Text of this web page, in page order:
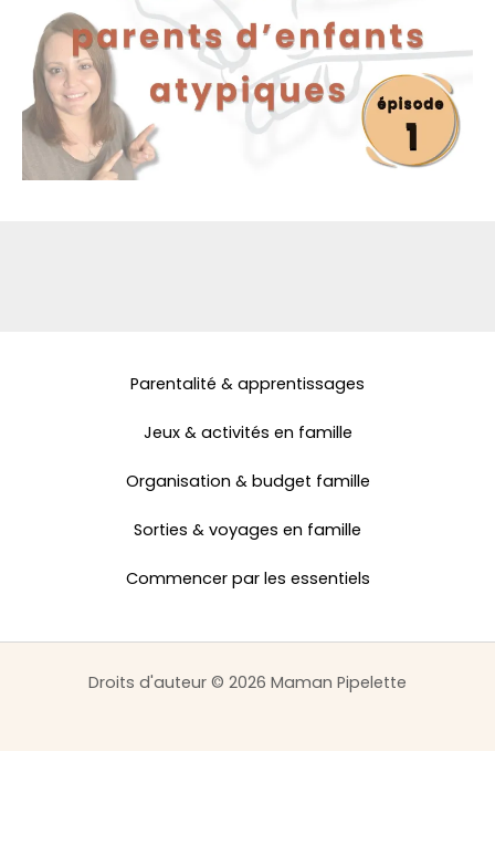
Parentalité & apprentissages
Jeux & activités en famille
Organisation & budget famille
Sorties & voyages en famille
Commencer par les essentiels
Droits d'auteur © 2026 Maman Pipelette